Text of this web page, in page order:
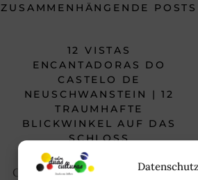
ZUSAMMENHÄNGENDE POSTS
12 VISTAS
ENCANTADORAS DO
CASTELO DE
NEUSCHWANSTEIN | 12
TRAUMHAFTE
BLICKWINKEL AUF DAS
SCHLOSS
NEUSCHWANSTEIN
Oktober 18, 2020